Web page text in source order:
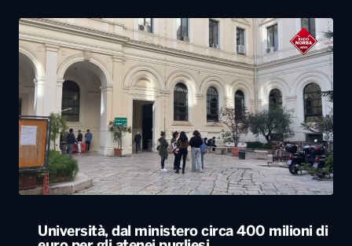
Università, dal ministero circa 400 milioni di